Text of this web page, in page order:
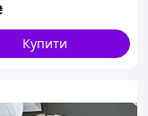
Купити